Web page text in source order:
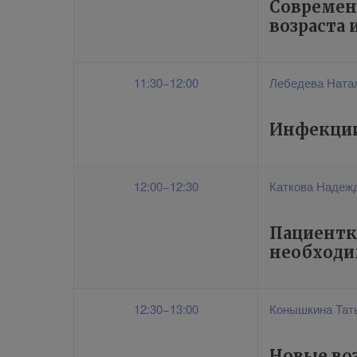
возраста
11:30−12:00 Лебедева
12:00−12:30 Каткова
12:30−13:00 Конышкина